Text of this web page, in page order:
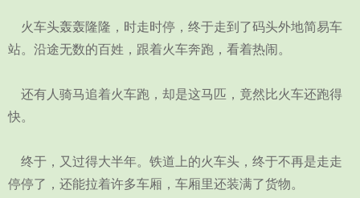
火车头轰轰隆隆，时走时停，终于走到了码头外地简易车
站。沿途无数的百姓，跟着火车奔跑，看着热闹。
还有人骑马追着火车跑，却是这马匹，竟然比火车还跑得
快。
终于，又过得大半年。铁道上的火车头，终于不再是走走
停停了，还能拉着许多车厢，车厢里还装满了货物。